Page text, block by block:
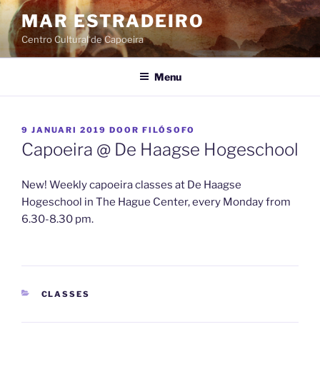
Ga
naar
de
inhoud
MAR ESTRADEIRO
Centro Cultural de Capoeira
Menu
GEPLAATST
OP
9 JANUARI 2019 DOOR FILÓSOFO
Capoeira @ De Haagse Hogeschool
New! Weekly capoeira classes at De Haagse
Hogeschool in The Hague Center, every Monday from
6.30-8.30 pm.
CATEGORIEËN
CLASSES